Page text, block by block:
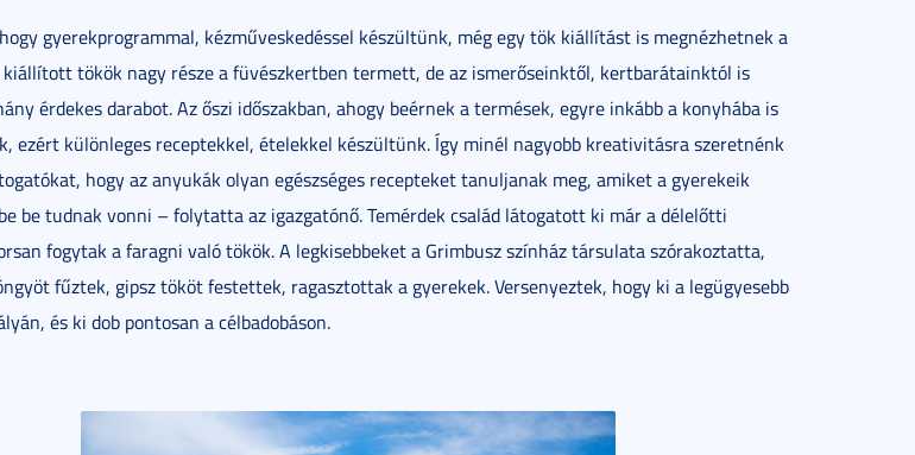
gyerekprogrammal, kézműveskedéssel készültünk, még egy tök kiállítást is megnézhetnek a
kiállított tökök nagy része a füvészkertben termett, de az ismerőseinktől, kertbarátainktól is
érdekes darabot. Az őszi időszakban, ahogy beérnek a termések, egyre inkább a konyhába is
ezért különleges receptekkel, ételekkel készültünk. Így minél nagyobb kreativitásra szeretnénk
hogy az anyukák olyan egészséges recepteket tanuljanak meg, amiket a gyerekeik
be tudnak vonni – folytatta az igazgatónő. Temérdek család látogatott ki már a délelőtti
fogytak a faragni való tökök. A legkisebbeket a Grimbusz színház társulata szórakoztatta,
fűztek, gipsz tököt festettek, ragasztottak a gyerekek. Versenyeztek, hogy ki a legügyesebb
és ki dob pontosan a célbadobáson.